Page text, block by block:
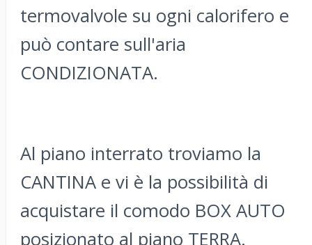
termovalvole su ogni calorifero e
può contare sull'aria
CONDIZIONATA.
Al piano interrato troviamo la
CANTINA e vi è la possibilità di
acquistare il comodo BOX AUTO
posizionato al piano TERRA.